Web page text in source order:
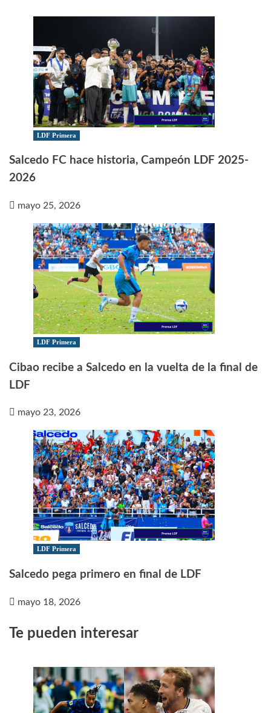
LDF Primera
Salcedo FC hace historia, Campeón LDF 2025-
2026
mayo 25, 2026
LDF Primera
Cibao recibe a Salcedo en la vuelta de la final de
LDF
mayo 23, 2026
LDF Primera
Salcedo pega primero en final de LDF
mayo 18, 2026
Te pueden interesar